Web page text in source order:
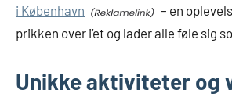
i København
– en
prikken over i’et og lader alle føle sig
Unikke aktiviteter og